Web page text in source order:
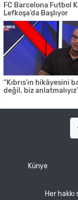
FC Barcelona Futbol
Lefkoşa’da Başlıyor
“Kıbrıs’ın hikâyesini
değil, biz
Künye
Her hakkı